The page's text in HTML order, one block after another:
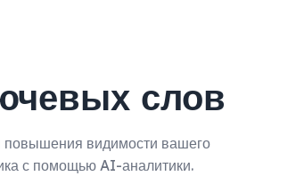
слов
видимости вашего
с помощью AI-аналитики.